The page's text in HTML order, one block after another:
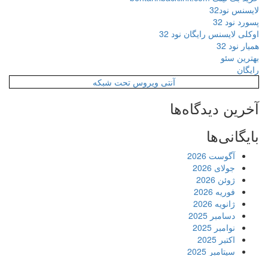
لایسنس نود32
پسورد نود 32
اوکلی لایسنس رایگان نود 32
همیار نود 32
بهترین سئو
رایگان
آنتی ویروس تحت شبکه
آخرین دیدگاه‌ها
بایگانی‌ها
آگوست 2026
جولای 2026
ژوئن 2026
فوریه 2026
ژانویه 2026
دسامبر 2025
نوامبر 2025
اکتبر 2025
سپتامبر 2025